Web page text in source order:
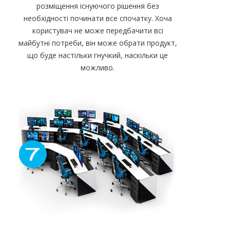
розміщення існуючого рішення без
необхідності починати все спочатку. Хоча
користувач не може передбачити всі
майбутні потреби, він може обрати продукт,
що буде настільки гнучкий, наскільки це
можливо.